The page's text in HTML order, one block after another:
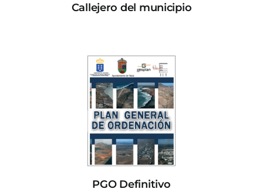
Callejero del municipio
PGO Definitivo